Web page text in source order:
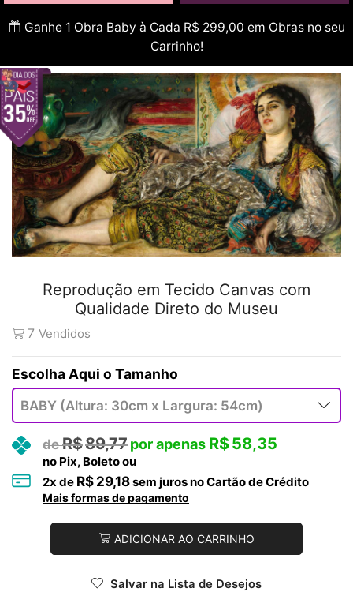
Ganhe 1 Obra Baby à Cada R$ 299,00 em Obras no seu
Carrinho!
Reprodução em Tecido Canvas com
Qualidade Direto do Museu
7 Vendidos
Tamanho
R$89,77 R$58,35
no Pix, Boleto ou
2x de R$ 29,18sem juros no Cartão de Crédito
Mais formas de pagamento
ADICIONAR AO CARRINHO
Salvar na Lista de Desejos